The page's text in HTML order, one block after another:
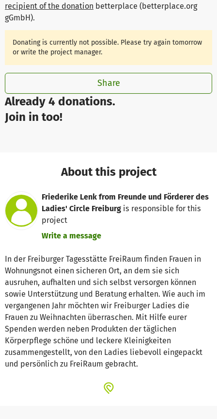
Already 4 donations.
Join in too!
recipient of the donation betterplace (betterplace.org
gGmbH).
Donating is currently not possible. Please try again tomorrow
or write the project manager.
Share
About this project
Friederike Lenk from Freunde und Förderer des
Ladies' Circle Freiburg is responsible for this
project
Write a message
In der Freiburger Tagesstätte FreiRaum finden Frauen in
Wohnungsnot einen sicheren Ort, an dem sie sich
ausruhen, aufhalten und sich selbst versorgen können
sowie Unterstützung und Beratung erhalten. Wie auch im
vergangenen Jahr möchten wir Freiburger Ladies die
Frauen zu Weihnachten überraschen. Mit Hilfe eurer
Spenden werden neben Produkten der täglichen
Körperpflege schöne und leckere Kleinigkeiten
zusammengestellt, von den Ladies liebevoll eingepackt
und persönlich zu FreiRaum gebracht.